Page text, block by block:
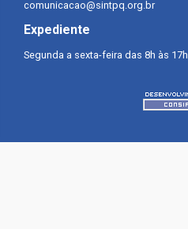
comunicacao@sintpq.org.br
Expediente
Segunda a sexta-feira das 8h às 17h